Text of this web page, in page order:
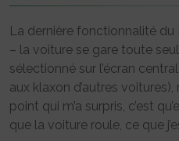
La dernière fonctionnalité du
– la voiture se gare toute
sélectionné sur l’écran
aux klaxon d’autres
point qui m’a surpris, c’est
que la voiture roule, ce que